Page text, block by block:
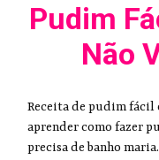
Pudim
Não
Receita de pudim fácil
aprender como fazer
precisa de banho